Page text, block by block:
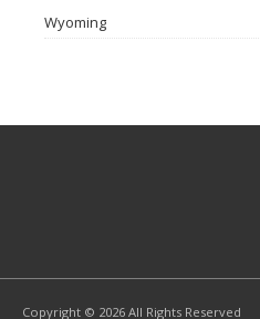
Wyoming
Copyright © 2026 All Rights Reserved